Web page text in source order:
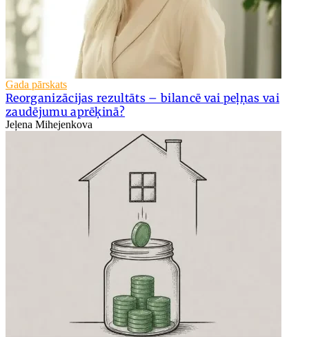
Gada pārskats
Reorganizācijas rezultāts – bilancē vai peļņas vai
zaudējumu aprēķinā?
Jeļena Mihejenkova